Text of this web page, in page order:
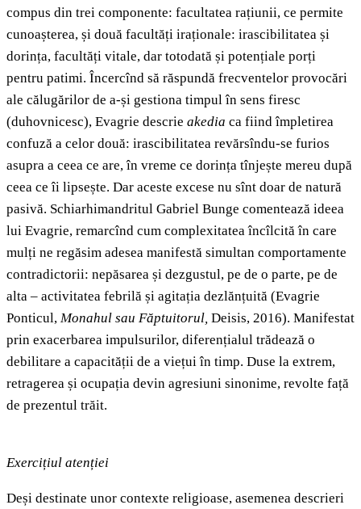
compus din trei componente: facultatea rațiunii, ce permite
cunoașterea, și două facultăți iraționale: irascibilitatea și
dorința, facultăți vitale, dar totodată și potențiale porți
pentru patimi. Încercînd să răspundă frecventelor provocări
ale călugărilor de a-și gestiona timpul în sens firesc
(duhovnicesc), Evagrie descrie akedia ca fiind împletirea
confuză a celor două: irascibilitatea revărsîndu-se furios
asupra a ceea ce are, în vreme ce dorința tînjește mereu după
ceea ce îi lipsește. Dar aceste excese nu sînt doar de natură
pasivă. Schiarhimandritul Gabriel Bunge comentează ideea
lui Evagrie, remarcînd cum complexitatea încîlcită în care
mulți ne regăsim adesea manifestă simultan comportamente
contradictorii: nepăsarea și dezgustul, pe de o parte, pe de
alta – activitatea febrilă și agitația dezlănțuită (Evagrie
Ponticul, Monahul sau Făptuitorul, Deisis, 2016). Manifestat
prin exacerbarea impulsurilor, diferențialul trădează o
debilitare a capacității de a viețui în timp. Duse la extrem,
retragerea și ocupația devin agresiuni sinonime, revolte față
de prezentul trăit.
Exercițiul atenției
Deși destinate unor contexte religioase, asemenea descrieri